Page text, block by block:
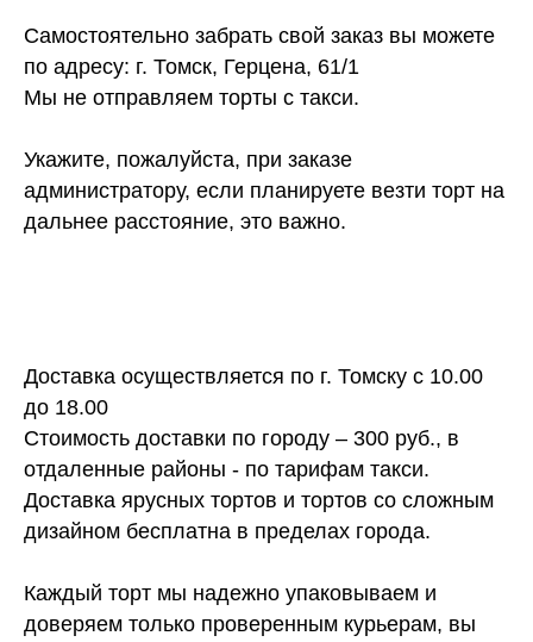
Самостоятельно забрать свой заказ вы можете
по адресу: г. Томск, Герцена, 61/1
Мы не отправляем торты с такси.
Укажите, пожалуйста, при заказе
администратору, если планируете везти торт на
дальнее расстояние, это важно.
Доставка осуществляется по г. Томску с 10.00
до 18.00
Стоимость доставки по городу – 300 руб., в
отдаленные районы - по тарифам такси.
Доставка ярусных тортов и тортов со сложным
дизайном бесплатна в пределах города.
Каждый торт мы надежно упаковываем и
доверяем только проверенным курьерам, вы